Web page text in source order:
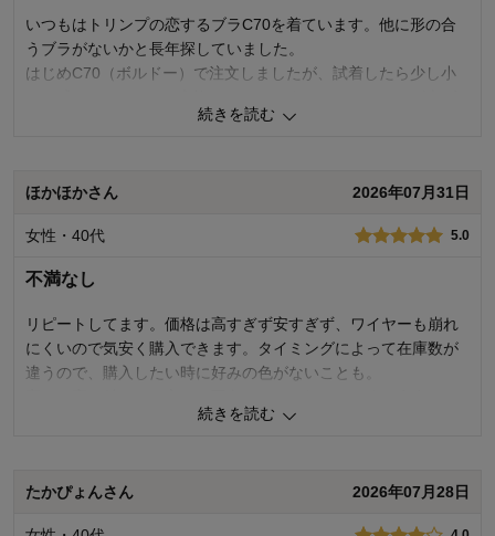
いつもはトリンプの恋するブラC70を着ています。他に形の合
うブラがないかと長年探していました。
はじめC70（ボルドー）で注文しましたが、試着したら少し小
選んだほうがいいかもしれないです。
希望のサイズのボルドーが品切れでピーチベージュにしました
が、こちらもレースの色が綺麗で気に入りました。
0人が参考になりました 参考になった
着心地･はき心地 5.0
購入商品：
ピーチベージュ, Ｄ７０
お気に入りポイント：
デザイン、色、サイズ、着心地
続きを読む
ほかほかさん 2026年07月31日
女性・40代 5.0
不満なし
リピートしてます。価格は高すぎず安すぎず、ワイヤーも崩れ
にくいので気安く購入できます。タイミングによって在庫数が
違うので、購入したい時に好みの色がないことも。
カーのブラジャーに比べると寄せるとトップがはみ出ます(笑)
続きを読む
たかぴょんさん 2026年07月28日